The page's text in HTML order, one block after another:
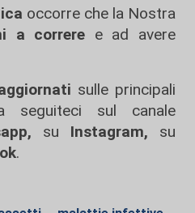
occorre che la Nostra
a correre e ad avere
sulle principali
seguiteci sul canale
su Instagram, su
.